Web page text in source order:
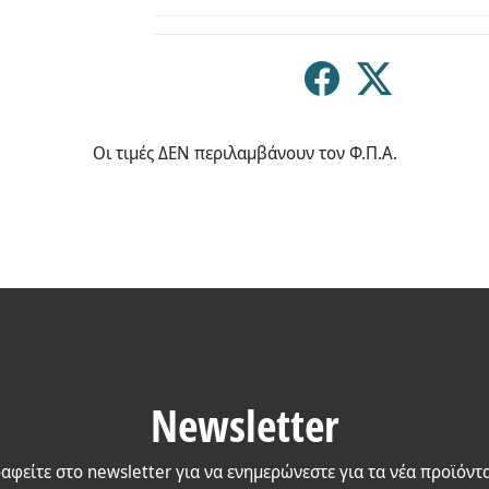
Οι τιμές ΔΕΝ περιλαμβάνουν τον Φ.Π.Α.
Newsletter
στο newsletter για να ενημερώνεστε για τα νέα